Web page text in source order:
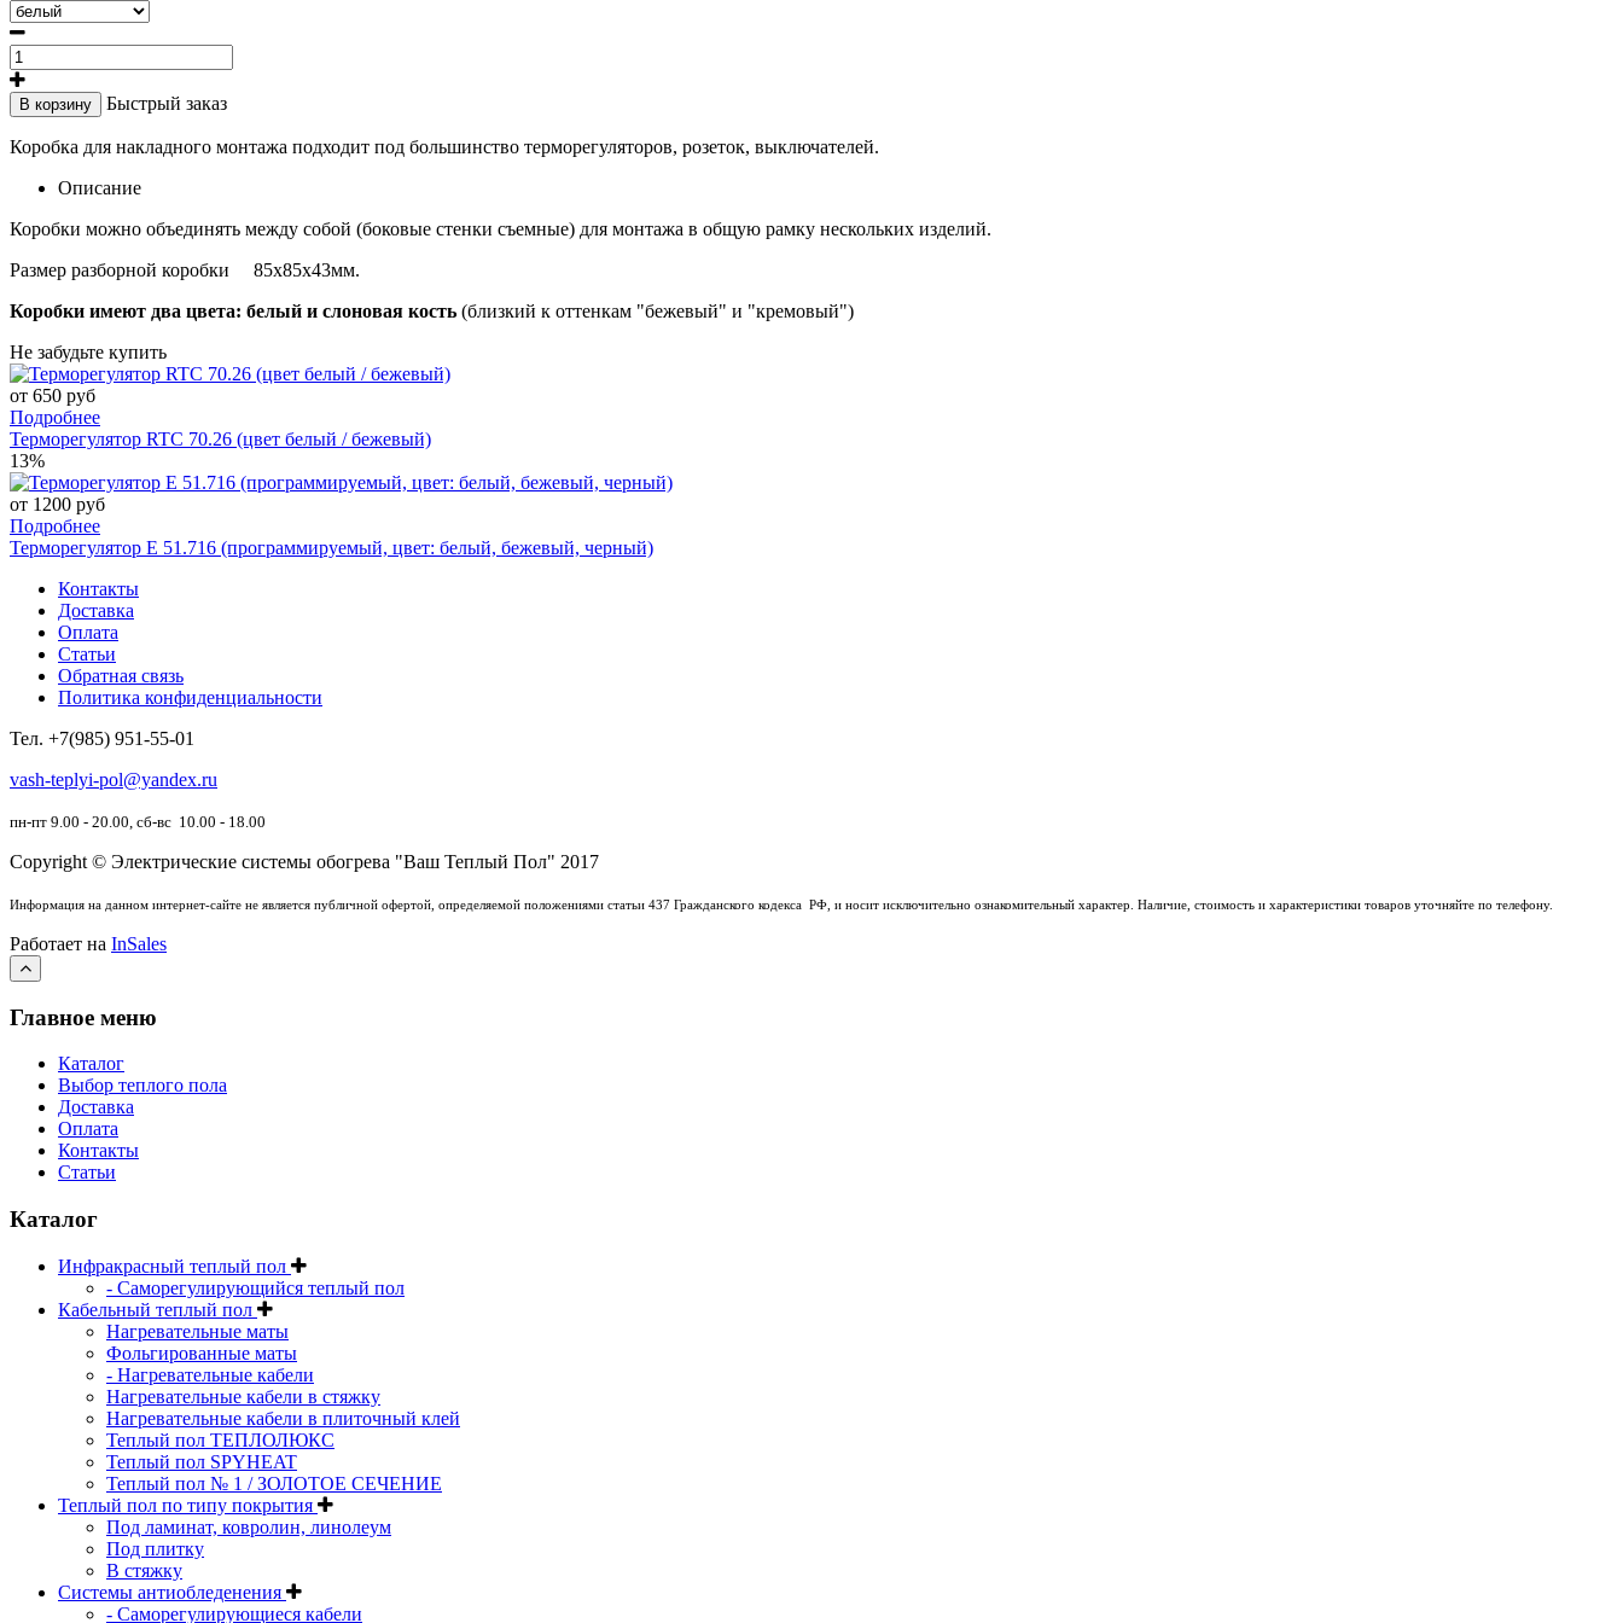
В корзину Быстрый заказ
Коробка для накладного монтажа подходит под большинство терморегуляторов, розеток, выключателей.
Описание
Коробки можно объединять между собой (боковые стенки съемные) для монтажа в общую рамку нескольких изделий.
Размер разборной коробки 85х85х43мм.
Коробки имеют два цвета: белый и слоновая кость (близкий к оттенкам "бежевый" и "кремовый")
Не забудьте купить
от 650 руб
Подробнее
Терморегулятор RTC 70.26 (цвет белый / бежевый)
13%
от 1200 руб
Подробнее
Терморегулятор Е 51.716 (программируемый, цвет: белый, бежевый, черный)
Контакты
Доставка
Оплата
Статьи
Обратная связь
Политика конфиденциальности
Тел. +7(985) 951-55-01
vash-teplyi-pol@yandex.ru
пн-пт 9.00 - 20.00, сб-вс 10.00 - 18.00
Copyright © Электрические системы обогрева "Ваш Теплый Пол" 2017
Информация на данном интернет-сайте не является публичной офертой, определяемой положениями статьи 437 Гражданского кодекса РФ, и носит исключительно ознакомительный характер. Наличие, стоимость и характеристики товаров уточняйте по телефону.
Работает на InSales
Главное меню
Каталог
Выбор теплого пола
Доставка
Оплата
Контакты
Статьи
Каталог
Инфракрасный теплый пол
- Саморегулирующийся теплый пол
Кабельный теплый пол
Нагревательные маты
Фольгированные маты
- Нагревательные кабели
Нагревательные кабели в стяжку
Нагревательные кабели в плиточный клей
Теплый пол ТЕПЛОЛЮКС
Теплый пол SPYHEAT
Теплый пол № 1 / ЗОЛОТОЕ СЕЧЕНИЕ
Теплый пол по типу покрытия
Под ламинат, ковролин, линолеум
Под плитку
В стяжку
Системы антиобледенения
- Саморегулирующиеся кабели